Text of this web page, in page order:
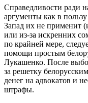
Справедливости ради
аргументы как в
Запад их не применит
или из-за искренних
по крайней мере,
помощи простым
Лукашенко. После
за решетку
денег на адвокатов и
штрафы.